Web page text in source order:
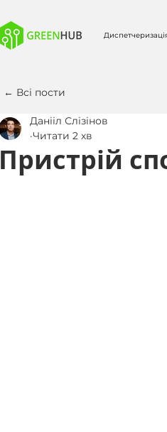
← Всі пости
Пристрій
Данііл Слізінов
Читати 2 хв